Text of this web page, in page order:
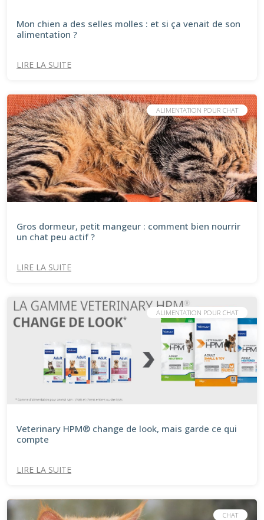
Mon chien a des selles molles : et si ça venait de son
alimentation ?
LIRE LA SUITE
ALIMENTATION POUR CHAT
Gros dormeur, petit mangeur : comment bien nourrir
un chat peu actif ?
LIRE LA SUITE
ALIMENTATION POUR CHAT
Veterinary HPM® change de look, mais garde ce qui
compte
LIRE LA SUITE
CHAT